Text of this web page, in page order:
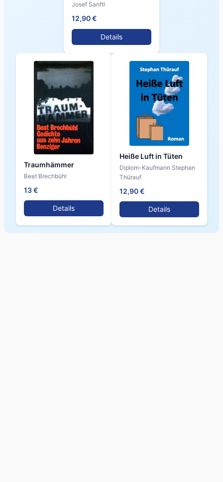
Josef Sanftl
12,90 €
Details
Traumhämmer
Beat Brechbühl
13 €
Details
Heiße Luft in Tüten
Diplom-Kaufmann Stephan
Thürauf
12,90 €
Details